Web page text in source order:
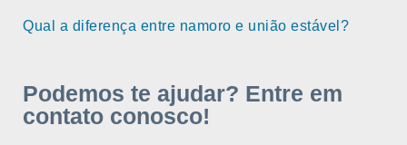
Qual a diferença entre namoro e união estável?
Podemos te ajudar? Entre em
contato conosco!